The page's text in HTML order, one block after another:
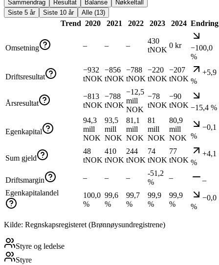
Sammendrag Resultat Balanse
Nøkkeltall
Siste 5 år
Siste 10 år Alle (13)
Trend 2020 2021 2022 2023 2024 Endring
Omsetning – – –
430
tNOK
0 kr
−100,0
%
Driftsresultat
−932
tNOK
−856
tNOK
−788
tNOK
−220
tNOK
−207
tNOK
+5,9
%
Årsresultat
−813
tNOK
−788
tNOK
−12,5
mill
NOK
−78
tNOK
−90
tNOK −15,4 %
Egenkapital
94,3
mill
NOK
93,5
mill
NOK
81,1
mill
NOK
81
mill
NOK
80,9
mill
NOK
−0,1
%
Sum gjeld
48
tNOK
410
tNOK
244
tNOK
74
tNOK
77
tNOK
+4,1
%
Driftsmargin – – –
-51,2
%
–
–
Egenkapitalandel
100,0
%
99,6
%
99,7
%
99,9
%
99,9
%
−0,0
%
Kilde: Regnskapsregisteret (Brønnøysundregistrene)
Styre og ledelse
Styre